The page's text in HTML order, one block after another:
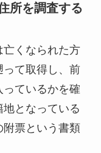
所を調査する
くなられた方
て取得し、前
ているかを確
となっている
票という書類